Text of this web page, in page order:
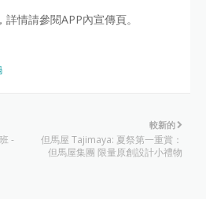
情請參閱APP內宣傳頁。
較新的
但馬屋 Tajimaya: 夏祭第一重賞：
但馬屋集團 限量原創設計小禮物
-